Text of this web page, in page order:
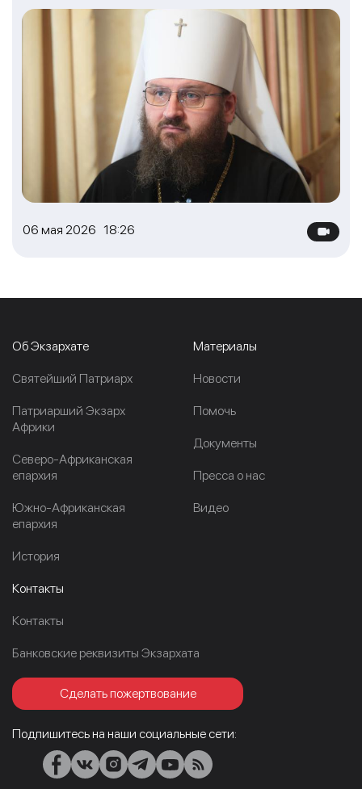
06 мая 2026 18:26
Об Экзархате
Cвятейший Патриарх
Патриарший Экзарх
Африки
Северо-Африканская
епархия
Южно-Африканская
епархия
История
Материалы
Новости
Помочь
Документы
Пресса о нас
Видео
Контакты
Контакты
Банковские реквизиты Экзархата
Сделать пожертвование
Подпишитесь на наши социальные сети: